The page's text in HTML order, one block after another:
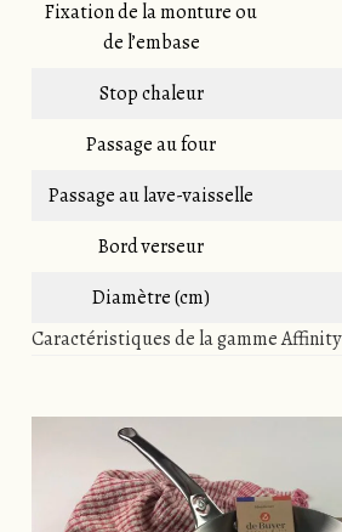
Fixation de la monture ou
de l’embase
Stop chaleur
Passage au four
Passage au lave-vaisselle
Bord verseur
Diamètre (cm)
Caractéristiques de la gamme Affinity